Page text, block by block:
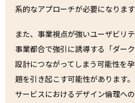
系的なアプローチが必要になります
また、事業視点が強いユーザビリ
事業都合で強引に誘導する「ダー
設計につながってしまう可能性を
題を引き起こす可能性があります
サービスにおけるデザイン倫理へ